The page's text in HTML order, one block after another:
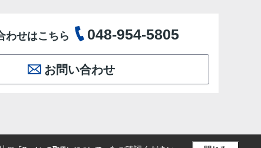
わせはこちら 048-954-5805
お問い合わせ